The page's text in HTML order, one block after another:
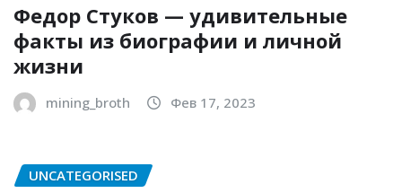
Федор Стуков — удивительные
факты из биографии и личной
жизни
mining_broth Фев 17, 2023
UNCATEGORISED